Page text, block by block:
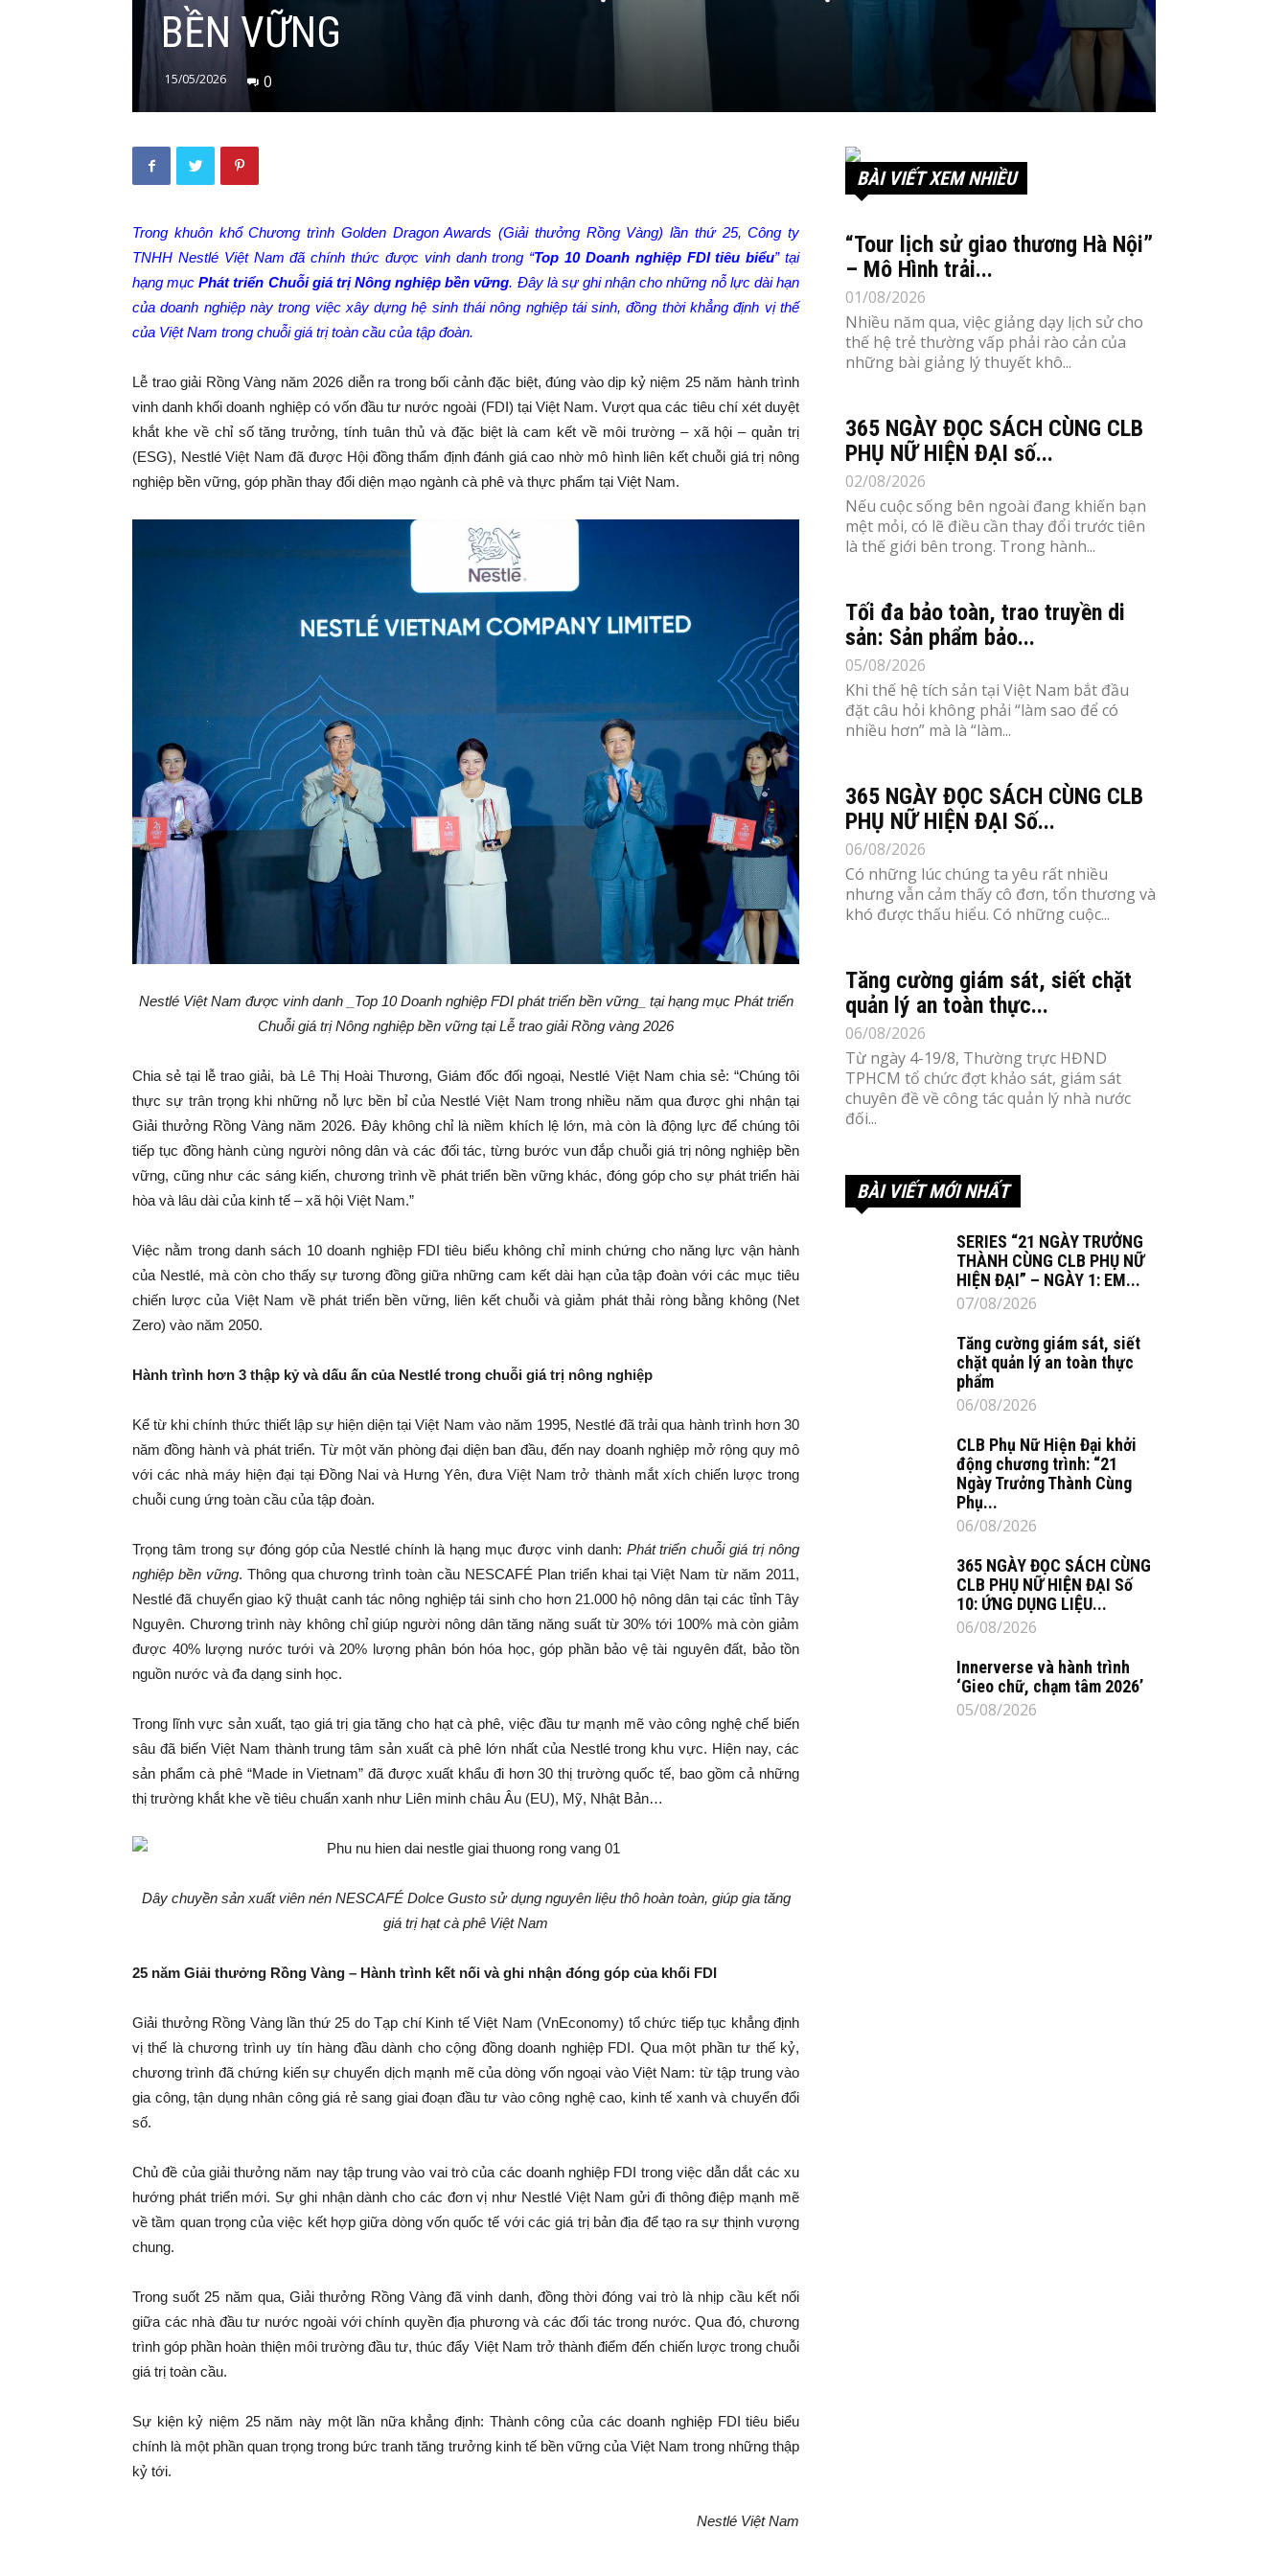
BỀN VỮNG
15/05/2026 0
Trong khuôn khổ Chương trình Golden Dragon Awards (Giải thưởng Rồng Vàng) lần thứ 25, Công ty
TNHH Nestlé Việt Nam đã chính thức được vinh danh trong “Top 10 Doanh nghiệp FDI tiêu biểu” tại
hạng mụcPhát triển Chuỗi giá trị Nông nghiệp bền vững. Đây là sự ghi nhận cho những nỗ lực dài hạn
của doanh nghiệp này trong việc xây dựng hệ sinh thái nông nghiệp tái sinh, đồng thời khẳng định vị thế
của Việt Nam trong chuỗi giá trị toàn cầu của tập đoàn.
Lễ trao giải Rồng Vàng năm 2026 diễn ra trong bối cảnh đặc biệt, đúng vào dịp kỷ niệm 25 năm hành trình
vinh danh khối doanh nghiệp có vốn đầu tư nước ngoài (FDI) tại Việt Nam. Vượt qua các tiêu chí xét duyệt
khắt khe về chỉ số tăng trưởng, tính tuân thủ và đặc biệt là cam kết về môi trường – xã hội – quản trị
(ESG), Nestlé Việt Nam đã được Hội đồng thẩm định đánh giá cao nhờ mô hình liên kết chuỗi giá trị nông
nghiệp bền vững, góp phần thay đổi diện mạo ngành cà phê và thực phẩm tại Việt Nam.
Nestlé Việt Nam được vinh danh _Top 10 Doanh nghiệp FDI phát triển bền vững_ tại hạng mục Phát triển
Chuỗi giá trị Nông nghiệp bền vững tại Lễ trao giải Rồng vàng 2026
Chia sẻ tại lễ trao giải, bà Lê Thị Hoài Thương, Giám đốc đối ngoại, Nestlé Việt Nam chia sẻ: “Chúng tôi
thực sự trân trọng khi những nỗ lực bền bỉ của Nestlé Việt Nam trong nhiều năm qua được ghi nhận tại
Giải thưởng Rồng Vàng năm 2026. Đây không chỉ là niềm khích lệ lớn, mà còn là động lực để chúng tôi
tiếp tục đồng hành cùng người nông dân và các đối tác, từng bước vun đắp chuỗi giá trị nông nghiệp bền
vững, cũng như các sáng kiến, chương trình về phát triển bền vững khác, đóng góp cho sự phát triển hài
hòa và lâu dài của kinh tế – xã hội Việt Nam.”
Việc nằm trong danh sách 10 doanh nghiệp FDI tiêu biểu không chỉ minh chứng cho năng lực vận hành
của Nestlé, mà còn cho thấy sự tương đồng giữa những cam kết dài hạn của tập đoàn với các mục tiêu
chiến lược của Việt Nam về phát triển bền vững, liên kết chuỗi và giảm phát thải ròng bằng không (Net
Zero) vào năm 2050.
Hành trình hơn 3 thập kỷ và dấu ấn của Nestlé trong chuỗi giá trị nông nghiệp
Kể từ khi chính thức thiết lập sự hiện diện tại Việt Nam vào năm 1995, Nestlé đã trải qua hành trình hơn 30
năm đồng hành và phát triển. Từ một văn phòng đại diện ban đầu, đến nay doanh nghiệp mở rộng quy mô
với các nhà máy hiện đại tại Đồng Nai và Hưng Yên, đưa Việt Nam trở thành mắt xích chiến lược trong
chuỗi cung ứng toàn cầu của tập đoàn.
Trọng tâm trong sự đóng góp của Nestlé chính là hạng mục được vinh danh: Phát triển chuỗi giá trị nông
nghiệp bền vững. Thông qua chương trình toàn cầu NESCAFÉ Plan triển khai tại Việt Nam từ năm 2011,
Nestlé đã chuyển giao kỹ thuật canh tác nông nghiệp tái sinh cho hơn 21.000 hộ nông dân tại các tỉnh Tây
Nguyên. Chương trình này không chỉ giúp người nông dân tăng năng suất từ 30% tới 100% mà còn giảm
được 40% lượng nước tưới và 20% lượng phân bón hóa học, góp phần bảo vệ tài nguyên đất, bảo tồn
nguồn nước và đa dạng sinh học.
Trong lĩnh vực sản xuất, tạo giá trị gia tăng cho hạt cà phê, việc đầu tư mạnh mẽ vào công nghệ chế biến
sâu đã biến Việt Nam thành trung tâm sản xuất cà phê lớn nhất của Nestlé trong khu vực. Hiện nay, các
sản phẩm cà phê “Made in Vietnam” đã được xuất khẩu đi hơn 30 thị trường quốc tế, bao gồm cả những
thị trường khắt khe về tiêu chuẩn xanh như Liên minh châu Âu (EU), Mỹ, Nhật Bản…
Dây chuyền sản xuất viên nén NESCAFÉ Dolce Gusto sử dụng nguyên liệu thô hoàn toàn, giúp gia tăng
giá trị hạt cà phê Việt Nam
25 năm Giải thưởng Rồng Vàng – Hành trình kết nối và ghi nhận đóng góp của khối FDI
Giải thưởng Rồng Vàng lần thứ 25 do Tạp chí Kinh tế Việt Nam (VnEconomy) tổ chức tiếp tục khẳng định
vị thế là chương trình uy tín hàng đầu dành cho cộng đồng doanh nghiệp FDI. Qua một phần tư thế kỷ,
chương trình đã chứng kiến sự chuyển dịch mạnh mẽ của dòng vốn ngoại vào Việt Nam: từ tập trung vào
gia công, tận dụng nhân công giá rẻ sang giai đoạn đầu tư vào công nghệ cao, kinh tế xanh và chuyển đổi
số.
Chủ đề của giải thưởng năm nay tập trung vào vai trò của các doanh nghiệp FDI trong việc dẫn dắt các xu
hướng phát triển mới. Sự ghi nhận dành cho các đơn vị như Nestlé Việt Nam gửi đi thông điệp mạnh mẽ
về tầm quan trọng của việc kết hợp giữa dòng vốn quốc tế với các giá trị bản địa để tạo ra sự thịnh vượng
chung.
Trong suốt 25 năm qua, Giải thưởng Rồng Vàng đã vinh danh, đồng thời đóng vai trò là nhịp cầu kết nối
giữa các nhà đầu tư nước ngoài với chính quyền địa phương và các đối tác trong nước. Qua đó, chương
trình góp phần hoàn thiện môi trường đầu tư, thúc đẩy Việt Nam trở thành điểm đến chiến lược trong chuỗi
giá trị toàn cầu.
Sự kiện kỷ niệm 25 năm này một lần nữa khẳng định: Thành công của các doanh nghiệp FDI tiêu biểu
chính là một phần quan trọng trong bức tranh tăng trưởng kinh tế bền vững của Việt Nam trong những thập
kỷ tới.
Nestlé Việt Nam
BÀI VIẾT XEM NHIỀU
“Tour lịch sử giao thương Hà Nội”
– Mô Hình trải...
01/08/2026
Nhiều năm qua, việc giảng dạy lịch sử cho
thế hệ trẻ thường vấp phải rào cản của
những bài giảng lý thuyết khô...
365 NGÀY ĐỌC SÁCH CÙNG CLB
PHỤ NỮ HIỆN ĐẠI số...
02/08/2026
Nếu cuộc sống bên ngoài đang khiến bạn
mệt mỏi, có lẽ điều cần thay đổi trước tiên
là thế giới bên trong. Trong hành...
Tối đa bảo toàn, trao truyền di
sản: Sản phẩm bảo...
05/08/2026
Khi thế hệ tích sản tại Việt Nam bắt đầu
đặt câu hỏi không phải “làm sao để có
nhiều hơn” mà là “làm...
365 NGÀY ĐỌC SÁCH CÙNG CLB
PHỤ NỮ HIỆN ĐẠI Số...
06/08/2026
Có những lúc chúng ta yêu rất nhiều
nhưng vẫn cảm thấy cô đơn, tổn thương và
khó được thấu hiểu. Có những cuộc...
Tăng cường giám sát, siết chặt
quản lý an toàn thực...
06/08/2026
Từ ngày 4-19/8, Thường trực HĐND
TPHCM tổ chức đợt khảo sát, giám sát
chuyên đề về công tác quản lý nhà nước
đối...
BÀI VIẾT MỚI NHẤT
SERIES “21 NGÀY TRƯỞNG
THÀNH CÙNG CLB PHỤ NỮ
HIỆN ĐẠI” – NGÀY 1: EM...
07/08/2026
Tăng cường giám sát, siết
chặt quản lý an toàn thực
phẩm
06/08/2026
CLB Phụ Nữ Hiện Đại khởi
động chương trình: “21
Ngày Trưởng Thành Cùng
Phụ...
06/08/2026
365 NGÀY ĐỌC SÁCH CÙNG
CLB PHỤ NỮ HIỆN ĐẠI Số
10: ỨNG DỤNG LIỆU...
06/08/2026
Innerverse và hành trình
‘Gieo chữ, chạm tâm 2026’
05/08/2026